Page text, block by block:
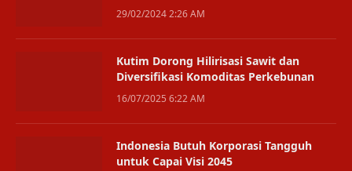
29/02/2024 2:26 AM
Kutim Dorong Hilirisasi Sawit dan
Diversifikasi Komoditas Perkebunan
16/07/2025 6:22 AM
Indonesia Butuh Korporasi Tangguh
untuk Capai Visi 2045